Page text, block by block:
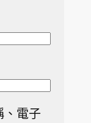
、電子